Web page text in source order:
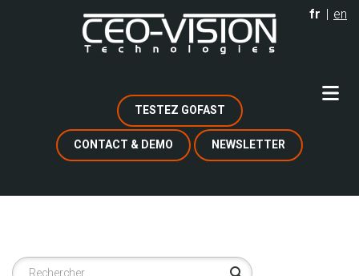
fr en
TESTEZ GOFAST
CONTACT & DEMO NEWSLETTER
Rechercher